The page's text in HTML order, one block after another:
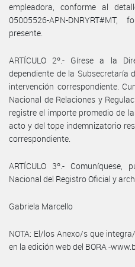
empleadora, conforme al
05005526-APN-
presente.
ARTÍCULO 2º.- Gírese a la
dependiente de la Subsecretaría
intervención correspondiente.
Nacional de Relaciones y
registre el importe promedio de
acto y del tope indemnizatorio
correspondiente.
ARTÍCULO 3º.-
Nacional del Registro Oficial y
Gabriela Marcello
NOTA: El/los Anexo/s que
en la edición web del BORA -